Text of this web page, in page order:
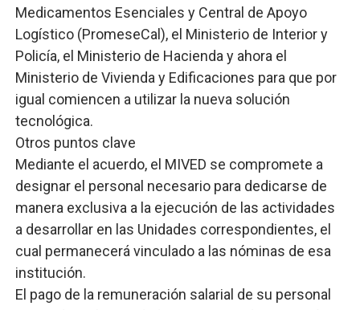
Medicamentos Esenciales y Central de Apoyo
Logístico (PromeseCal), el Ministerio de Interior y
Policía, el Ministerio de Hacienda y ahora el
Ministerio de Vivienda y Edificaciones para que por
igual comiencen a utilizar la nueva solución
tecnológica.
Otros puntos clave
Mediante el acuerdo, el MIVED se compromete a
designar el personal necesario para dedicarse de
manera exclusiva a la ejecución de las actividades
a desarrollar en las Unidades correspondientes, el
cual permanecerá vinculado a las nóminas de esa
institución.
El pago de la remuneración salarial de su personal